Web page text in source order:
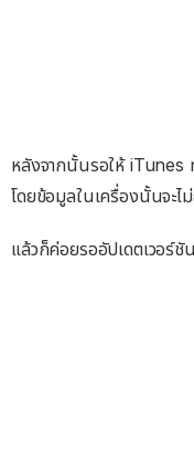
หลังจากนั้นรอให้ iTunes
โดยข้อมูลในเครื่องนั้นจะไ
แล้วก็ค่อยรออัปเดตเวอร์